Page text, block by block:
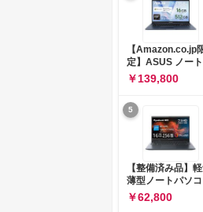
SSD512GB
Microsoft 365 試用
版 Windows11 バ
テリー駆動12.6時
重量1.39kg ルナグ
ー 83K9003JJP
トPC
【Amazon.co.jp
定】ASUS ノー
ソコン Vivobook
M1502NAQ 15.6イ
ンチ AMD Ryzen 7
170 メモリ16GB
SSD 512GB
Microsoft 365
Personal (24か月
搭載 Windows 11
量1.7kg Wi-Fi 6E
ワイエットブルー
M1502NAQ-
￥139,800
5
【整備済み品】
薄型ノートパソ
dynabook G83 ■
13.3型
￥62,800